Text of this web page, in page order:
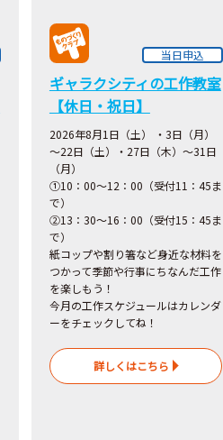
当日申込
ギャラクシティの工作教室
【休日・祝日】
2026年8月1日（土） ・3日（月）
～22日（土）・27日（木）～31日
（月）
①10：00～12：00（受付11：45ま
で）
②13：30～16：00（受付15：45ま
で）
紙コップや割り箸など身近な材料を
つかって季節や行事にちなんだ工作
を楽しもう！
今月の工作スケジュールはカレンダ
ーをチェックしてね！
詳しくはこちら